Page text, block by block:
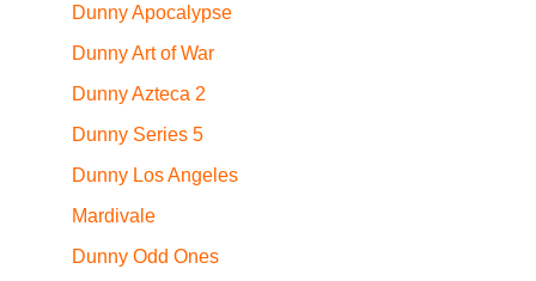
Dunny Apocalypse
Dunny Art of War
Dunny Azteca 2
Dunny Series 5
Dunny Los Angeles
Mardivale
Dunny Odd Ones